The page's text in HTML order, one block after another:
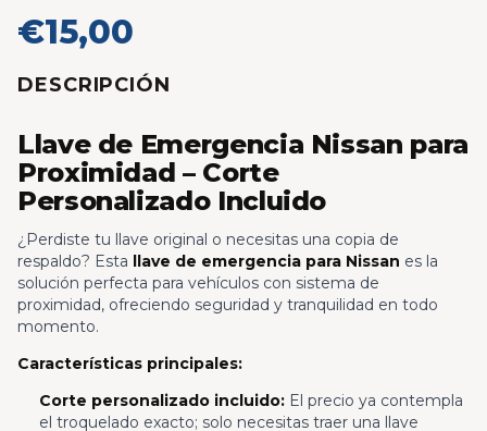
€15,00
DESCRIPCIÓN
Llave de Emergencia Nissan para
Proximidad – Corte
Personalizado Incluido
¿Perdiste tu llave original o necesitas una copia de
respaldo? Esta llave de emergencia para Nissan es la
solución perfecta para vehículos con sistema de
proximidad, ofreciendo seguridad y tranquilidad en todo
momento.
Características principales:
Corte personalizado incluido:El precio ya contempla
el troquelado exacto; solo necesitas traer una llave